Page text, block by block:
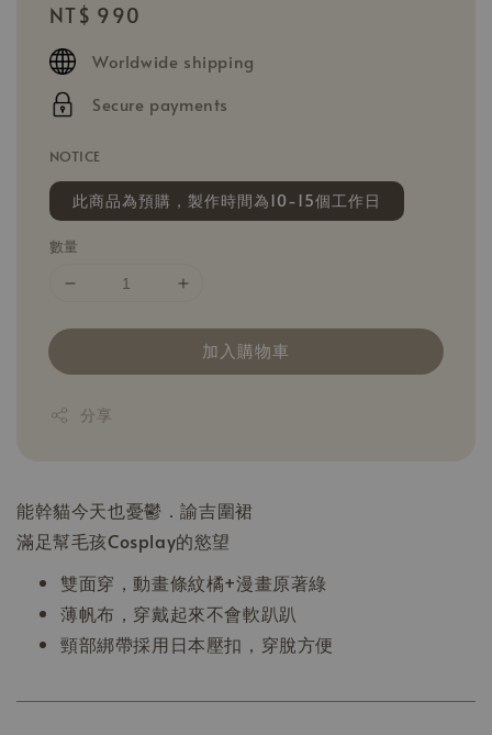
Regular
price
NT$ 990
Worldwide shipping
Secure payments
NOTICE
此商品為預購，製作時間為10-15個工作日
數量
加入購物車
分享
能幹貓今天也憂鬱．諭吉圍裙
滿足幫毛孩Cosplay的慾望
雙面穿，動畫條紋橘+漫畫原著綠
薄帆布，穿戴起來不會軟趴趴
頸部綁帶採用日本壓扣，穿脫方便